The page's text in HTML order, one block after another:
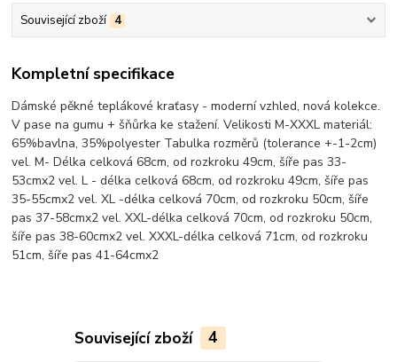
Související zboží 4
Kompletní specifikace
Dámské pěkné teplákové kraťasy - moderní vzhled, nová kolekce.
V pase na gumu + šňůrka ke stažení. Velikosti M-XXXL materiál:
65%bavlna, 35%polyester Tabulka rozměrů (tolerance +-1-2cm)
vel. M- Délka celková 68cm, od rozkroku 49cm, šíře pas 33-
53cmx2 vel. L - délka celková 68cm, od rozkroku 49cm, šíře pas
35-55cmx2 vel. XL -délka celková 70cm, od rozkroku 50cm, šíře
pas 37-58cmx2 vel. XXL-délka celková 70cm, od rozkroku 50cm,
šíře pas 38-60cmx2 vel. XXXL-délka celková 71cm, od rozkroku
51cm, šíře pas 41-64cmx2
Související zboží 4